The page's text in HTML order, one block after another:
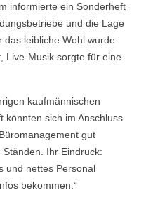
informierte ein Sonderheft
und die Lage
leibliche Wohl wurde
Live-Musik sorgte für eine
kaufmännischen
könnten sich im Anschluss
gut
Ihr Eindruck:
und nettes Personal
bekommen.“